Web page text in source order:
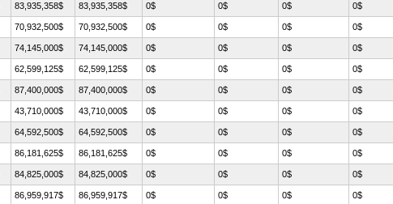
83,935,358$ 83,935,358$ 0$ 0$ 0$ 0$
70,932,500$ 70,932,500$ 0$ 0$ 0$ 0$
74,145,000$ 74,145,000$ 0$ 0$ 0$ 0$
62,599,125$ 62,599,125$ 0$ 0$ 0$ 0$
87,400,000$ 87,400,000$ 0$ 0$ 0$ 0$
43,710,000$ 43,710,000$ 0$ 0$ 0$ 0$
64,592,500$ 64,592,500$ 0$ 0$ 0$ 0$
86,181,625$ 86,181,625$ 0$ 0$ 0$ 0$
84,825,000$ 84,825,000$ 0$ 0$ 0$ 0$
86,959,917$ 86,959,917$ 0$ 0$ 0$ 0$